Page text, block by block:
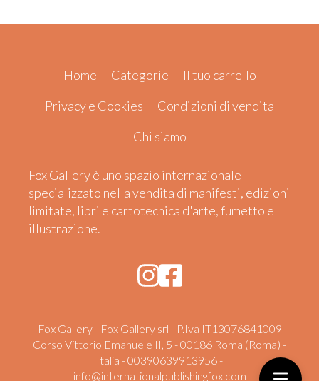
Home Categorie
Il tuo carrello
Privacy e Cookies
Condizioni di vendita
Chi siamo
Fox Gallery è uno spazio internazionale
specializzato nella vendita di manifesti, edizioni
limitate, libri e cartotecnica d'arte, fumetto e
illustrazione.
Fox Gallery - Fox Gallery srl - P.Iva IT13076841009
Corso Vittorio Emanuele II, 5 - 00186 Roma (Roma) -
Italia - 00390639913956 -
info@internationalpublishingfox.com